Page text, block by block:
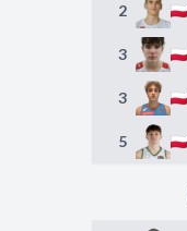
2
3
3
5